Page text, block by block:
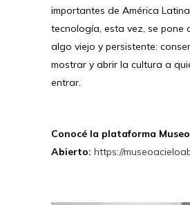
importantes de América
tecnología, esta vez, se pone
algo viejo y persistente:
mostrar y abrir la cultura a
entrar.
Conocé la plataforma
Abierto: https://